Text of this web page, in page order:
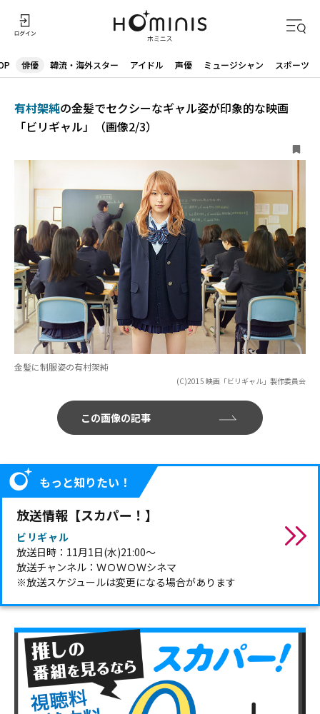
俳優 韓流・海外スター アイドル 声優 ミュージシャン スポーツ
有村架純の金髪でセクシーなギャル姿が印象的な映画
「ビリギャル」（画像2/3）
金髪に制服姿の有村架純
(C)2015 映画「ビリギャル」製作委員会
この画像の記事
もっと知りたい！
放送情報【スカパー！】
ビリギャル
放送日時：11月1日(水)21:00～
放送チャンネル：ＷＯＷＯＷシネマ
※放送スケジュールは変更になる場合があります